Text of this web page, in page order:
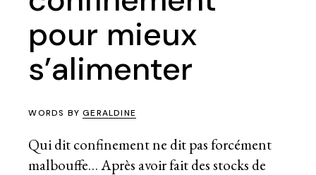
pour mieux
s’alimenter
WORDS BYGERALDINE
Qui dit confinement ne dit pas forcément
malbouffe… Après avoir fait des stocks de